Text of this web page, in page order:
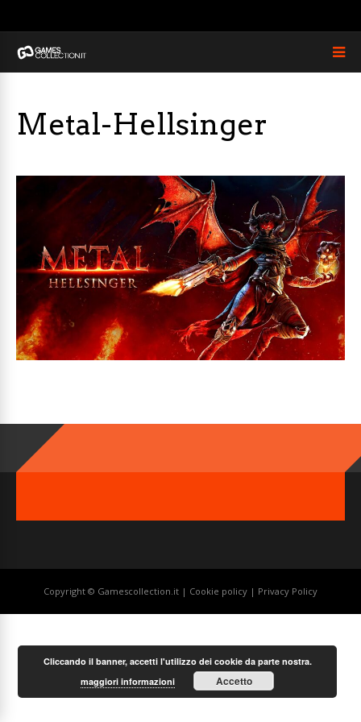
Metal-Hellsinger
Copyright © Gamescollection.it | Cookie policy | Privacy Policy
Cliccando il banner, accetti l'utilizzo dei cookie da parte nostra.
maggiori informazioni
Accetto